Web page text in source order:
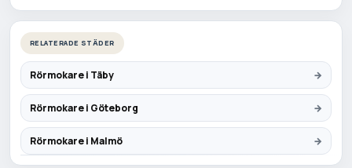
RELATERADE STÄDER
Rörmokare i Täby
Rörmokare i Göteborg
Rörmokare i Malmö